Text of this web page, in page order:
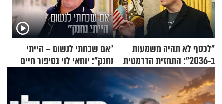
"לכסף לא תהיה משמעות
ב-2036": התחזית הדרמטית
של אילון מאסק על עתיד
הכלכלה
"אם שכחתי לנשום – הייתי
נחנק": יוחאי לוי בסיפור חיים
מעורר השראה